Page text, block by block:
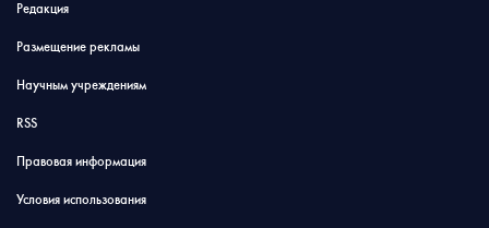
Редакция
Размещение рекламы
Научным учреждениям
RSS
Правовая информация
Условия использования